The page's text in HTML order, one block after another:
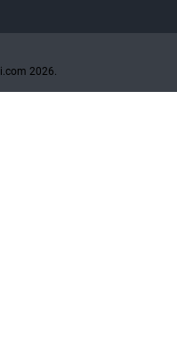
2026.